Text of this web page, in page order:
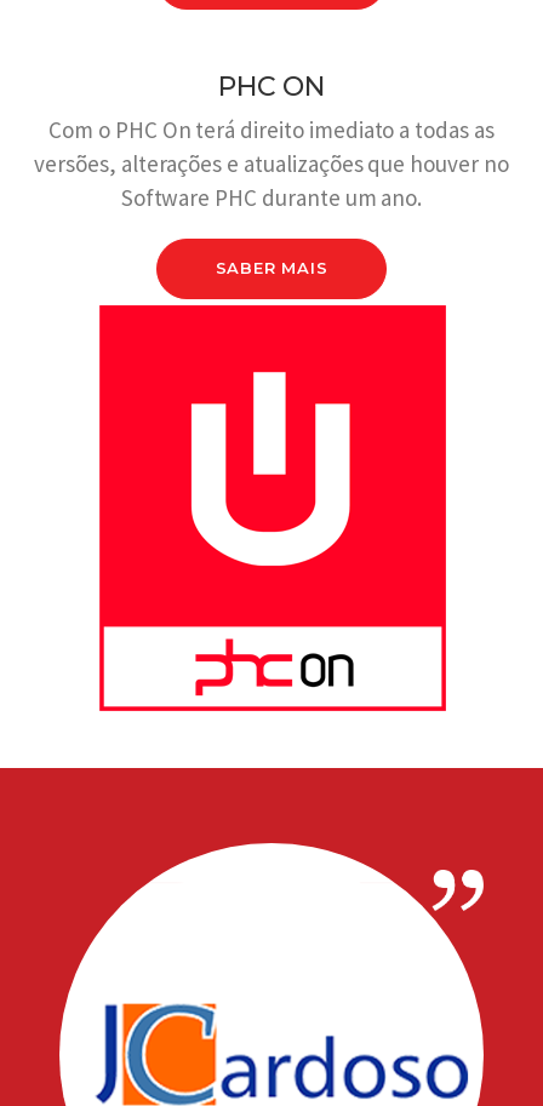
PHC ON
Com o PHC On terá direito imediato a todas as
versões, alterações e atualizações que houver no
Software PHC durante um ano.
SABER MAIS